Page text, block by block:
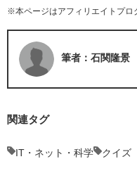
※本ページはアフィリエイトプロ
筆者：石関隆景
関連タグ
IT・ネット・科学 クイズ